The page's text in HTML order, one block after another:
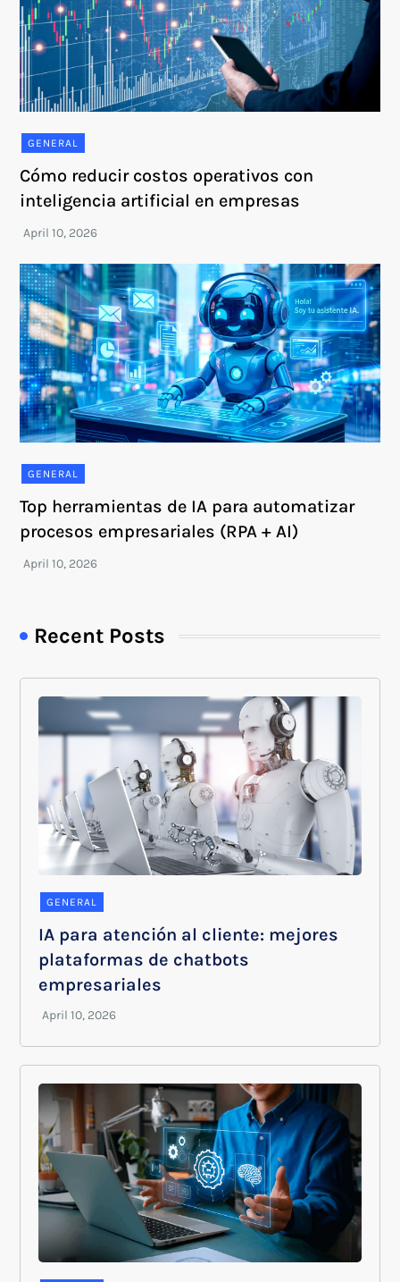
GENERAL
Cómo reducir costos operativos con
inteligencia artificial en empresas
GENERAL
Top herramientas de IA para automatizar
procesos empresariales (RPA + AI)
Recent Posts
GENERAL
IA para atención al cliente: mejores
plataformas de chatbots
empresariales